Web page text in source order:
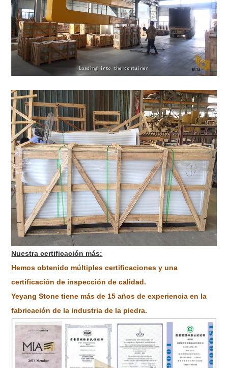
Nuestra certificación más:
Hemos obtenido múltiples certificaciones y una
certificación de inspección de calidad.
Yeyang Stone tiene más de 15 años de experiencia en la
fabricación de la industria de la piedra.